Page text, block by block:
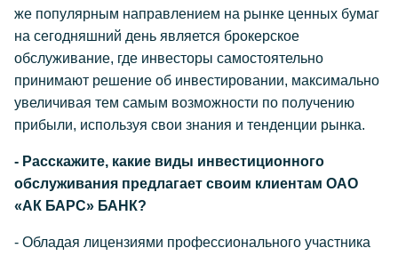
же популярным направлением на рынке ценных бумаг
на сегодняшний день является брокерское
обслуживание, где инвесторы самостоятельно
принимают решение об инвестировании, максимально
увеличивая тем самым возможности по получению
прибыли, используя свои знания и тенденции рынка.
- Расскажите, какие виды инвестиционного
обслуживания предлагает своим клиентам ОАО
«АК БАРС» БАНК?
- Обладая лицензиями профессионального участника